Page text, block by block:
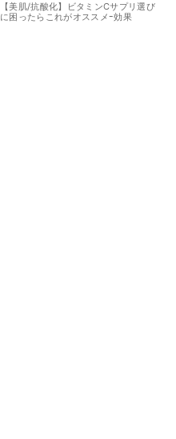
【美肌/抗酸化】ビタミンCサプリ選び
に困ったらこれがオススメｰ効果